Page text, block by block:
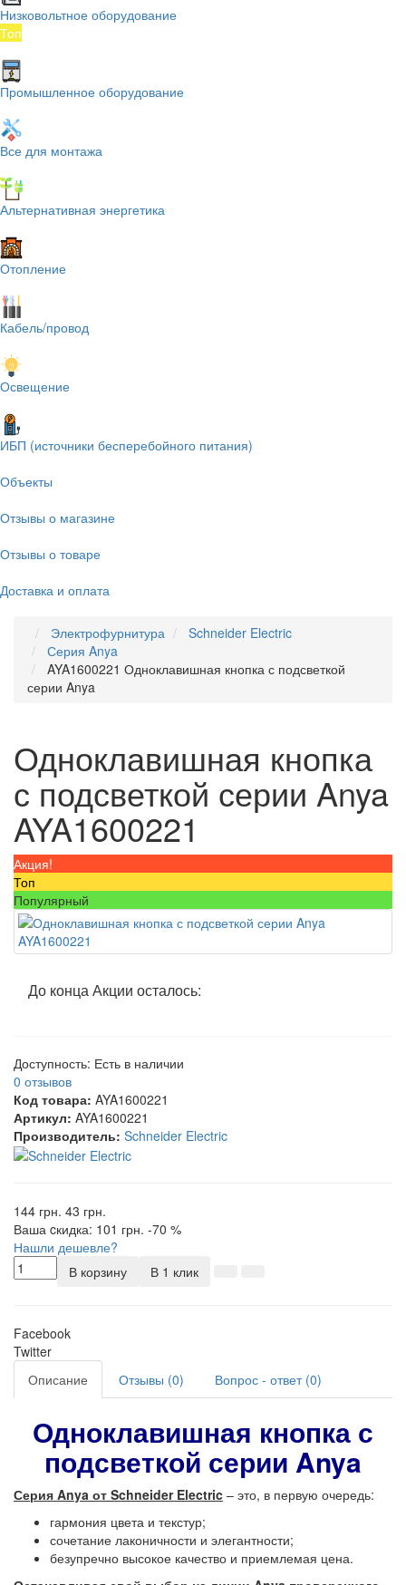
Низковольтное оборудование
Топ
Промышленное оборудование
Все для монтажа
Альтернативная энергетика
Отопление
Кабель/провод
Освещение
ИБП (источники бесперебойного питания)
Объекты
Отзывы о магазине
Отзывы о товаре
Доставка и оплата
Электрофурнитура
Schneider Electric
Серия Anya
AYA1600221 Одноклавишная кнопка с подсветкой
серии Anya
Одноклавишная кнопка
с подсветкой серии Anya
AYA1600221
Акция!
Топ
Популярный
До конца Акции осталось:
Доступность: Есть в наличии
0 отзывов
Код товара: AYA1600221
Артикул: AYA1600221
Производитель: Schneider Electric
144 грн. 43 грн.
Ваша cкидка: 101 грн. -70 %
Нашли дешевле?
В корзину
В 1 клик
Facebook
Twitter
Описание
Отзывы (0) Вопрос - ответ (0)
Одноклавишная кнопка с
подсветкой серии Anya
Серия Anya от Schneider Electric – это, в первую очередь:
гармония цвета и текстур;
сочетание лаконичности и элегантности;
безупречно высокое качество и приемлемая цена.